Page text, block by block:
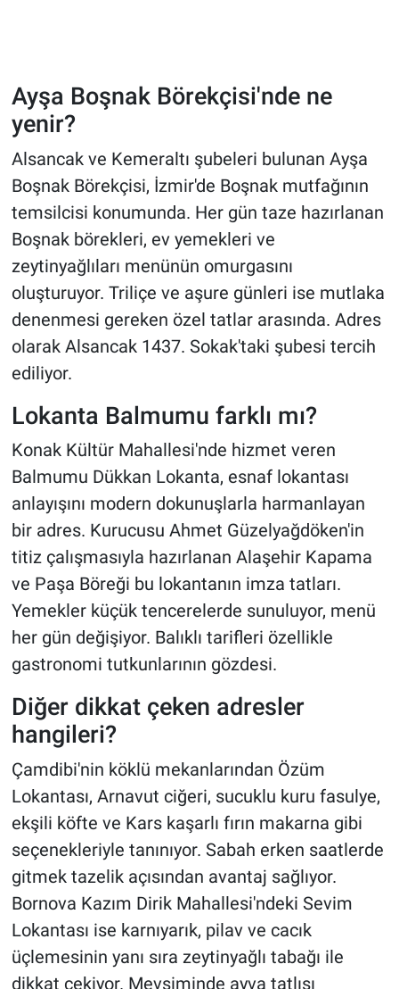
Ayşa Boşnak Börekçisi'nde ne
yenir?
Alsancak ve Kemeraltı şubeleri bulunan Ayşa
Boşnak Börekçisi, İzmir'de Boşnak mutfağının
temsilcisi konumunda. Her gün taze hazırlanan
Boşnak börekleri, ev yemekleri ve
zeytinyağlıları menünün omurgasını
oluşturuyor. Triliçe ve aşure günleri ise mutlaka
denenmesi gereken özel tatlar arasında. Adres
olarak Alsancak 1437. Sokak'taki şubesi tercih
ediliyor.
Lokanta Balmumu farklı mı?
Konak Kültür Mahallesi'nde hizmet veren
Balmumu Dükkan Lokanta, esnaf lokantası
anlayışını modern dokunuşlarla harmanlayan
bir adres. Kurucusu Ahmet Güzelyağdöken'in
titiz çalışmasıyla hazırlanan Alaşehir Kapama
ve Paşa Böreği bu lokantanın imza tatları.
Yemekler küçük tencerelerde sunuluyor, menü
her gün değişiyor. Balıklı tarifleri özellikle
gastronomi tutkunlarının gözdesi.
Diğer dikkat çeken adresler
hangileri?
Çamdibi'nin köklü mekanlarından Özüm
Lokantası, Arnavut ciğeri, sucuklu kuru fasulye,
ekşili köfte ve Kars kaşarlı fırın makarna gibi
seçenekleriyle tanınıyor. Sabah erken saatlerde
gitmek tazelik açısından avantaj sağlıyor.
Bornova Kazım Dirik Mahallesi'ndeki Sevim
Lokantası ise karnıyarık, pilav ve cacık
üçlemesinin yanı sıra zeytinyağlı tabağı ile
dikkat çekiyor. Mevsiminde ayva tatlısı